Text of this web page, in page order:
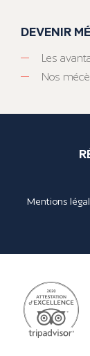
DEVENIR
Les
Nos
Mentions